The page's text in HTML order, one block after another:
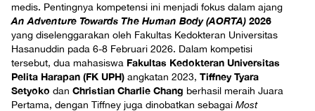
medis. Pentingnya kompetensi ini menjadi fokus dalam ajang
An Adventure Towards The Human Body (AORTA) 2026
yang diselenggarakan oleh Fakultas Kedokteran Universitas
Hasanuddin pada 6-8 Februari 2026. Dalam kompetisi
tersebut, dua mahasiswa Fakultas Kedokteran Universitas
Pelita Harapan (FK UPH) angkatan 2023, Tiffney Tyara
Setyoko dan Christian Charlie Chang berhasil meraih Juara
Pertama, dengan Tiffney juga dinobatkan sebagai Most